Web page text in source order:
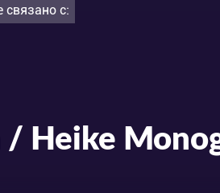
связано с:
/ Heike